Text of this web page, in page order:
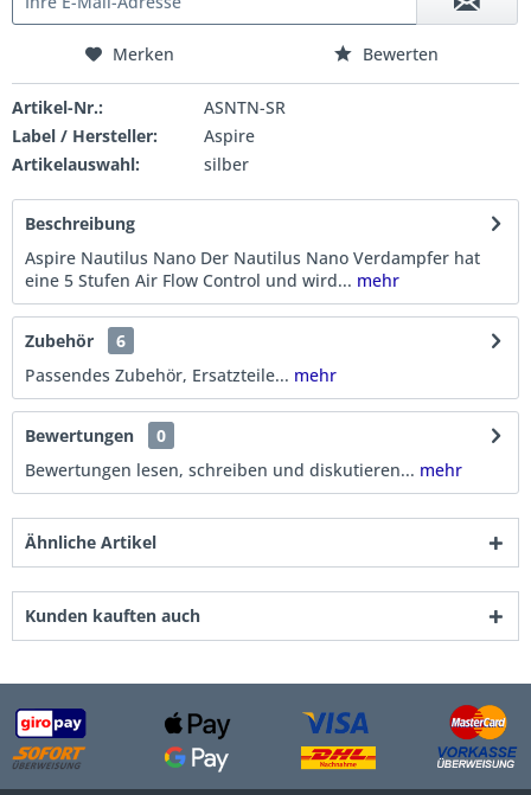
Merken Bewerten
Artikel-Nr.:
ASNTN-SR
Label / Hersteller:
Aspire
Artikelauswahl:
silber
Beschreibung
Aspire Nautilus Nano Der Nautilus Nano Verdampfer hat
eine 5 Stufen Air Flow Control und wird... mehr
Zubehör
6
Passendes Zubehör, Ersatzteile... mehr
Bewertungen
0
Bewertungen lesen, schreiben und diskutieren... mehr
Ähnliche Artikel
Kunden kauften auch